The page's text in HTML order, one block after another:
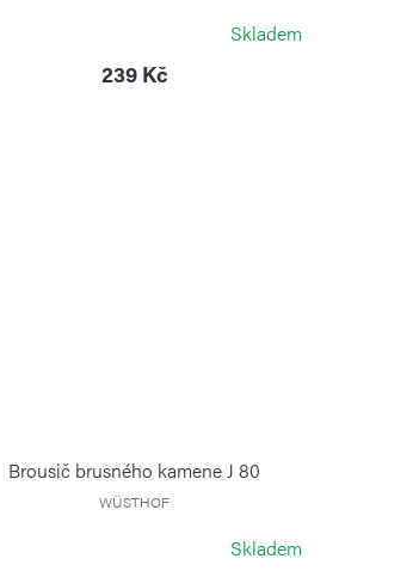
Skladem
239 Kč
Brousič brusného kamene J 80
WÜSTHOF
Skladem